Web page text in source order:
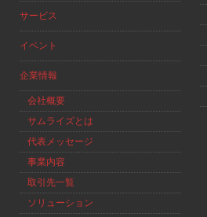
サービス
イベント
企業情報
会社概要
サムライズとは
代表メッセージ
事業内容
取引先一覧
ソリューション